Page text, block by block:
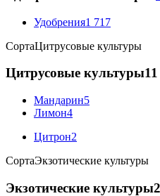
Удобрения1 717
СортаЦитрусовые культуры
Цитрусовые культуры
Мандарин5
Лимон4
Цитрон2
СортаЭкзотические культуры
Экзотические культуры